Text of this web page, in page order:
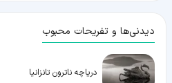
دیدنی‌ها و تفریحات محبوب
دریاچه ناترون تانزانیا